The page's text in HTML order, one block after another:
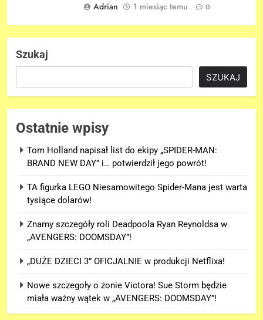
Adrian 1 miesiąc temu 0
Szukaj
SZUKAJ
Ostatnie wpisy
Tom Holland napisał list do ekipy „SPIDER-MAN:
BRAND NEW DAY” i… potwierdził jego powrót!
TA figurka LEGO Niesamowitego Spider-Mana jest warta
tysiące dolarów!
Znamy szczegóły roli Deadpoola Ryan Reynoldsa w
„AVENGERS: DOOMSDAY”!
„DUŻE DZIECI 3” OFICJALNIE w produkcji Netflixa!
Nowe szczegoły o żonie Victora! Sue Storm będzie
miała ważny wątek w „AVENGERS: DOOMSDAY”!